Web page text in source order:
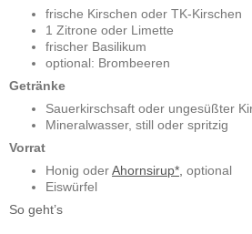
frische Kirschen oder TK-Kirschen
1 Zitrone oder Limette
frischer Basilikum
optional: Brombeeren
Getränke
Sauerkirschsaft oder ungesüßter
Mineralwasser, still oder spritzig
Vorrat
Honig oderAhornsirup*, optional
Eiswürfel
So geht’s